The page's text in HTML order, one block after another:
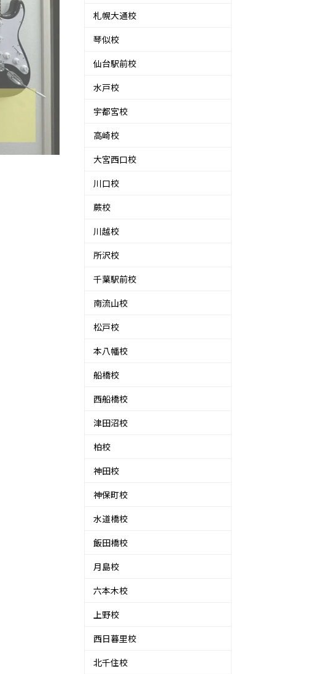
札幌大通校
琴似校
仙台駅前校
水戸校
宇都宮校
高崎校
大宮西口校
川口校
蕨校
川越校
所沢校
千葉駅前校
南流山校
松戸校
本八幡校
船橋校
西船橋校
津田沼校
柏校
神田校
神保町校
水道橋校
飯田橋校
月島校
六本木校
上野校
西日暮里校
北千住校